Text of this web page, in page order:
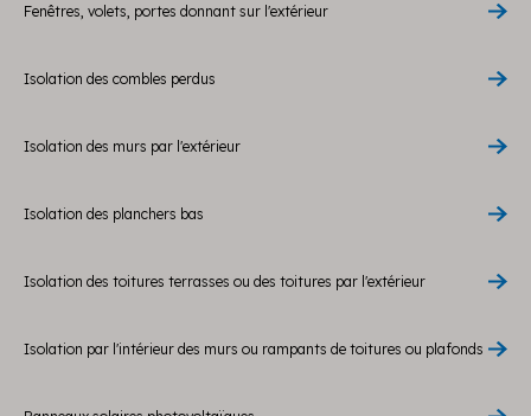
Fenêtres, volets, portes donnant sur l'extérieur
Isolation des combles perdus
Isolation des murs par l'extérieur
Isolation des planchers bas
Isolation des toitures terrasses ou des toitures par l'extérieur
Isolation par l'intérieur des murs ou rampants de toitures ou plafonds